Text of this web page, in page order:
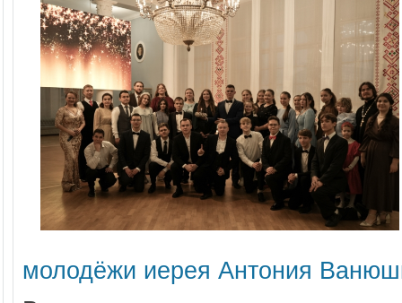
молодёжи иерея Антония